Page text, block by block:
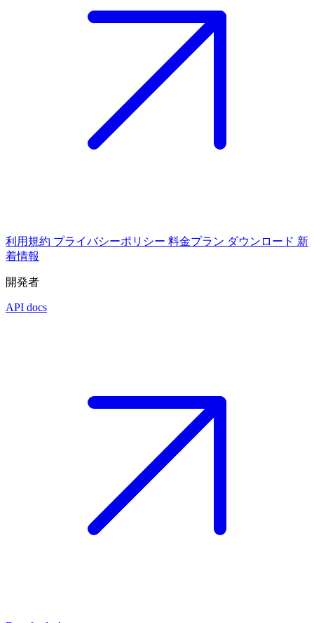
利用規約 プライバシーポリシー 料金プラン ダウンロード 新
着情報
開発者
API docs